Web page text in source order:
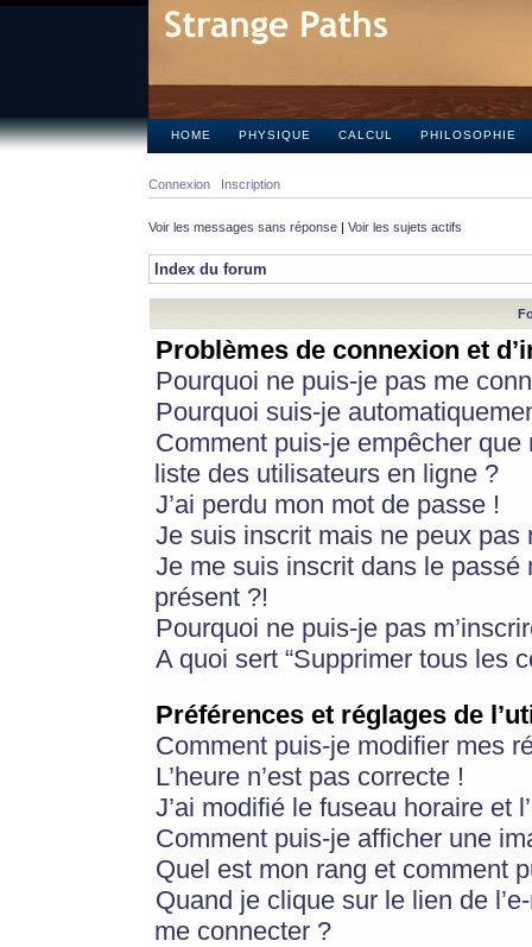
HOME PHYSIQUE CALCUL PHILOSOPHIE
Connexion Inscription
Voir les messages sans réponse | Voir les sujets actifs
Index du forum
Problèmes de connexion et
Pourquoi ne puis-je pas me
Pourquoi suis-je
Comment puis-je empêcher
liste des utilisateurs en ligne ?
J’ai perdu mon mot de passe !
Je suis inscrit mais ne peux pas
Je me suis inscrit dans le
présent ?!
Pourquoi ne puis-je pas
A quoi sert “Supprimer tous les
Préférences et réglages de
Comment puis-je modifier mes
L’heure n’est pas correcte !
J’ai modifié le fuseau horaire et
Comment puis-je afficher une
Quel est mon rang et comment
Quand je clique sur le lien de
me connecter ?